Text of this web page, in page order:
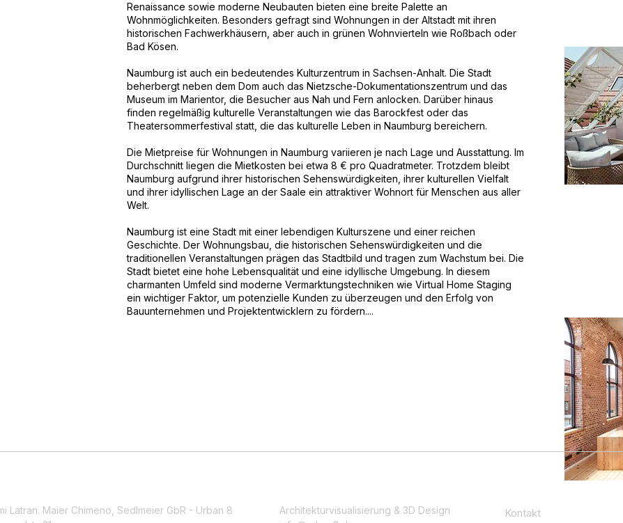
Renaissance sowie moderne Neubauten bieten eine breite Palette an
Wohnmöglichkeiten. Besonders gefragt sind Wohnungen in der Altstadt mit ihren
historischen Fachwerkhäusern, aber auch in grünen Wohnvierteln wie Roßbach oder
Bad Kösen.
Naumburg ist auch ein bedeutendes Kulturzentrum in Sachsen-Anhalt. Die Stadt
beherbergt neben dem Dom auch das Nietzsche-Dokumentationszentrum und das
Museum im Marientor, die Besucher aus Nah und Fern anlocken. Darüber hinaus
finden regelmäßig kulturelle Veranstaltungen wie das Barockfest oder das
Theatersommerfestival statt, die das kulturelle Leben in Naumburg bereichern.
Die Mietpreise für Wohnungen in Naumburg variieren je nach Lage und Ausstattung. Im
Durchschnitt liegen die Mietkosten bei etwa 8 € pro Quadratmeter. Trotzdem bleibt
Naumburg aufgrund ihrer historischen Sehenswürdigkeiten, ihrer kulturellen Vielfalt
und ihrer idyllischen Lage an der Saale ein attraktiver Wohnort für Menschen aus aller
Welt.
Naumburg ist eine Stadt mit einer lebendigen Kulturszene und einer reichen
Geschichte. Der Wohnungsbau, die historischen Sehenswürdigkeiten und die
traditionellen Veranstaltungen prägen das Stadtbild und tragen zum Wachstum bei. Die
Stadt bietet eine hohe Lebensqualität und eine idyllische Umgebung. In diesem
charmanten Umfeld sind moderne Vermarktungstechniken wie Virtual Home Staging
ein wichtiger Faktor, um potenzielle Kunden zu überzeugen und den Erfolg von
Bauunternehmen und Projektentwicklern zu fördern....
Latran. Maier Chimeno, Sedlmeier GbR - Urban 8
Architekturvisualisierung & 3D Design
Kontakt